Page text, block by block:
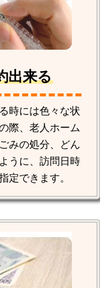
出来る
時には色々な状
際、老人ホーム
みの処分、どん
うに、訪問日時
定できます。